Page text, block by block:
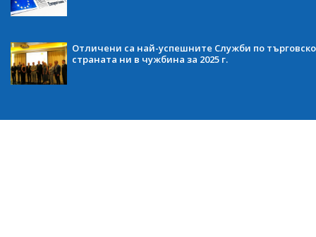
Отличени са най-успешните Служби по
страната ни в чужбина за 2025 г.